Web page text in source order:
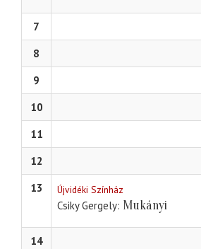
7
8
9
10
11
12
13
Újvidéki Színház
Csiky Gergely Mukányi
14